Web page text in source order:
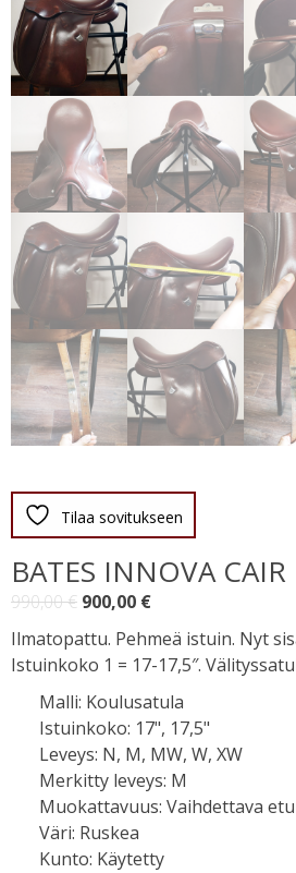
Tilaa sovitukseen
BATES INNOVA CAIR
990,00€ Alkuperäinen
hinta
oli:
990,00 €.
900,00 €Nykyinen
hinta
on:
900,00 €.
Ilmatopattu. Pehmeä istuin. Nyt
Istuinkoko 1 = 17-17,5″.
Malli: Koulusatula
Istuinkoko: 17", 17,5"
Leveys: N, M, MW, W, XW
Merkitty leveys: M
Muokattavuus: Vaihdettava
Väri: Ruskea
Kunto: Käytetty